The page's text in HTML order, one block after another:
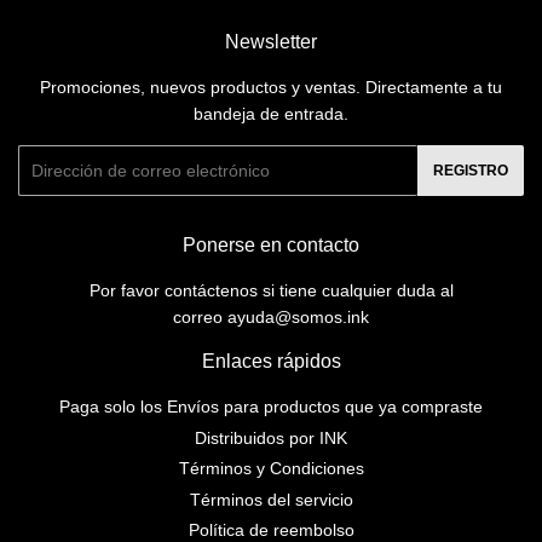
Newsletter
Promociones, nuevos productos y ventas. Directamente a tu
bandeja de entrada.
REGISTRO
Ponerse en contacto
Por favor contáctenos si tiene cualquier duda al
correo ayuda@somos.ink
Enlaces rápidos
Paga solo los Envíos para productos que ya compraste
Distribuidos por INK
Términos y Condiciones
Términos del servicio
Política de reembolso